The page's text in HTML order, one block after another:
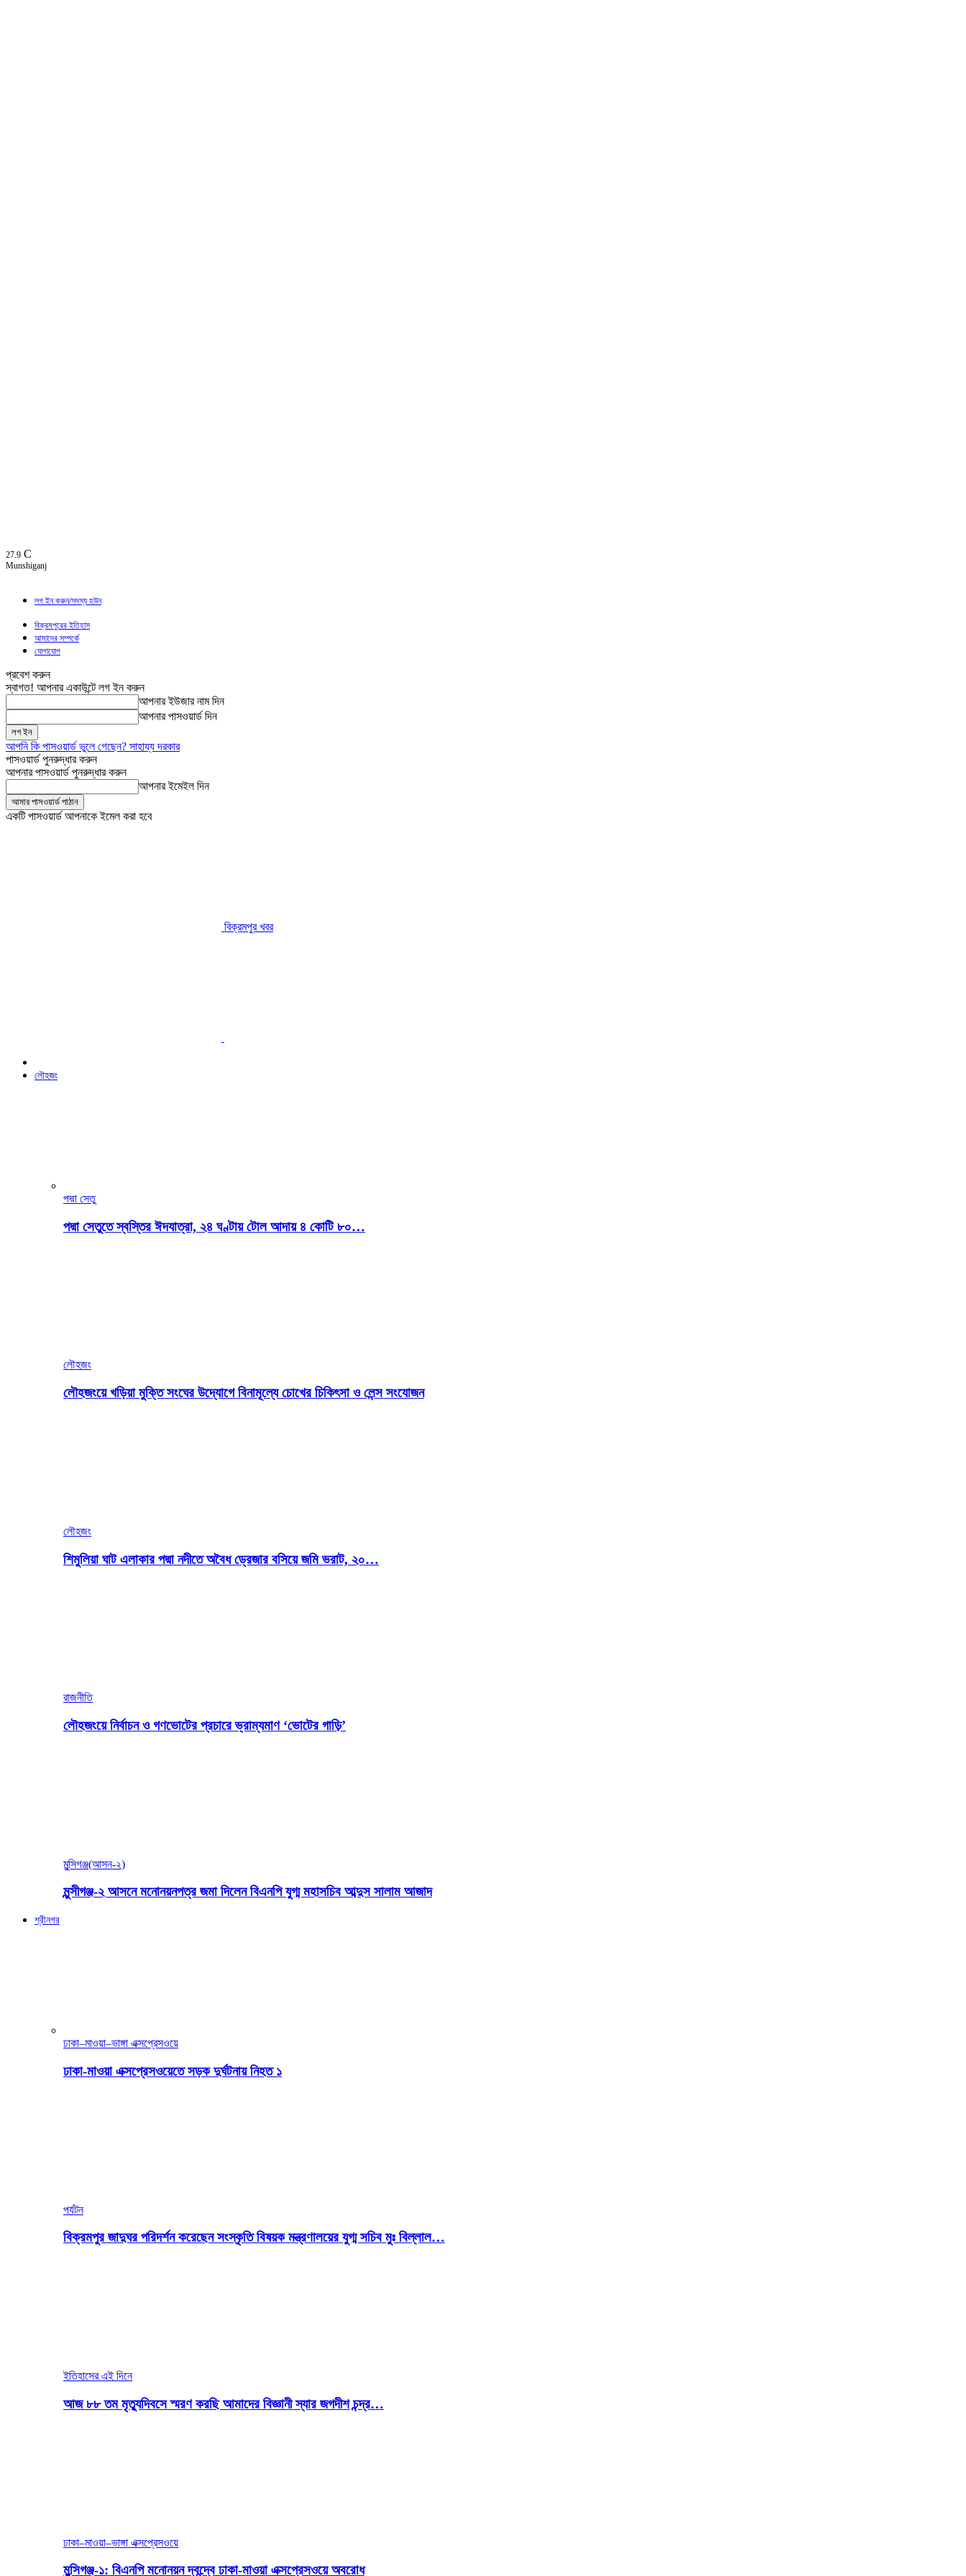
27.9 C
Munshiganj
লগ ইন করুন/সদস্য হউন
বিক্রমপুরের ইতিহাস
আমাদের সম্পর্কে
যোগাযোগ
প্রবেশ করুন
স্বাগত! আপনার একাউন্টে লগ ইন করুন
আপনার ইউজার নাম দিন
আপনার পাসওয়ার্ড দিন
আপনি কি পাসওয়ার্ড ভুলে গেছেন? সাহায্য দরকার
পাসওয়ার্ড পুনরুদ্ধার করুন
আপনার পাসওয়ার্ড পুনরুদ্ধার করুন
আপনার ইমেইল দিন
একটি পাসওয়ার্ড আপনাকে ইমেল করা হবে
বিক্রমপুর খবর
লৌহজং
পদ্মা সেতু
পদ্মা সেতুতে স্বস্তির ঈদযাত্রা, ২৪ ঘণ্টায় টোল আদায় ৪ কোটি ৮০…
লৌহজং
লৌহজংয়ে খড়িয়া মুক্তি সংঘের উদ্যোগে বিনামূল্যে চোখের চিকিৎসা ও লেন্স সংযোজন
লৌহজং
শিমুলিয়া ঘাট এলাকার পদ্মা নদীতে অবৈধ ড্রেজার বসিয়ে জমি ভরাট, ২০…
রাজনীতি
লৌহজংয়ে নির্বাচন ও গণভোটের প্রচারে ভ্রাম্যমাণ ‘ভোটের গাড়ি’
মুন্সিগঞ্জ(আসন-২)
মুন্সীগঞ্জ-২ আসনে মনোনয়নপত্র জমা দিলেন বিএনপি যুগ্ম মহাসচিব আব্দুস সালাম আজাদ
শ্রীনগর
ঢাকা–মাওয়া–ভাঙ্গা এক্সপ্রেসওয়ে
ঢাকা-মাওয়া এক্সপ্রেসওয়েতে সড়ক দুর্ঘটনায় নিহত ১
পর্যটন
বিক্রমপুর জাদুঘর পরিদর্শন করেছেন সংস্কৃতি বিষয়ক মন্ত্রণালয়ের যুগ্ম সচিব মুঃ বিল্লাল…
ইতিহাসের এই দিনে
আজ ৮৮ তম মৃত্যুদিবসে স্মরণ করছি আমাদের বিজ্ঞানী স্যার জগদীশ চন্দ্র…
ঢাকা–মাওয়া–ভাঙ্গা এক্সপ্রেসওয়ে
মুন্সিগঞ্জ-১: বিএনপি মনোনয়ন দ্বন্দ্বে ঢাকা-মাওয়া এক্সপ্রেসওয়ে অবরোধ